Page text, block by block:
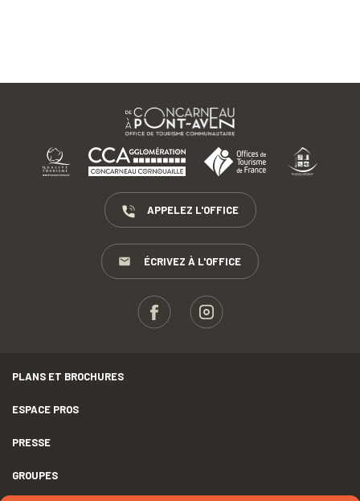
APPELEZ L'OFFICE
ÉCRIVEZ À L'OFFICE
PLANS ET BROCHURES
ESPACE PROS
PRESSE
GROUPES